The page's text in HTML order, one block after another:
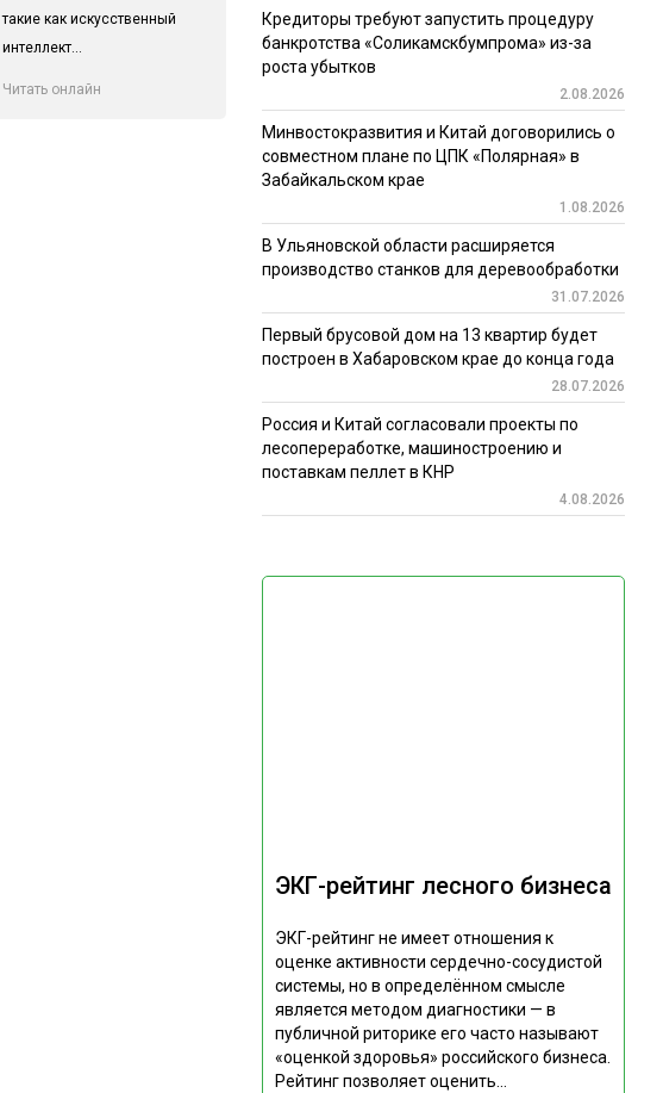
такие как искусственный
интеллект...
Читать онлайн
ЭКГ-рейтинг лесного бизнеса
ЭКГ-рейтинг не имеет отношения к
оценке активности сердечно-сосудистой
системы, но в определённом смысле
является методом диагностики — в
публичной риторике его часто называют
«оценкой здоровья» российского бизнеса.
Рейтинг позволяет оценить...
Кредиторы требуют запустить процедуру
банкротства «Соликамскбумпрома» из-за
роста убытков
2.08.2026
Минвостокразвития и Китай договорились о
совместном плане по ЦПК «Полярная» в
Забайкальском крае
1.08.2026
В Ульяновской области расширяется
производство станков для деревообработки
31.07.2026
Первый брусовой дом на 13 квартир будет
построен в Хабаровском крае до конца года
28.07.2026
Россия и Китай согласовали проекты по
лесопереработке, машиностроению и
поставкам пеллет в КНР
4.08.2026